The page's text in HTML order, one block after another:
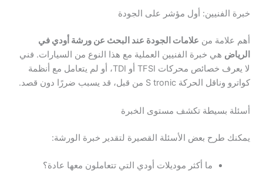
خبرة الفنيين: أول مؤشر على الجودة
أهم علامة من علامات الجودة عند البحث عن ورشة أودي في
الرياض هي خبرة الفنيين العملية مع هذا النوع من السيارات. فني
لا يعرف خصائص محركات TFSI أو TDI، أو لم يتعامل مع أنظمة
كواترو وناقل الحركة S tronic من قبل، قد يسبب ضررًا دون قصد.
أسئلة بسيطة تكشف مستوى الخبرة
يمكنك طرح بعض الأسئلة القصيرة لتقدير خبرة الورشة:
ما أكثر موديلات أودي التي تتعاملون معها عادة؟